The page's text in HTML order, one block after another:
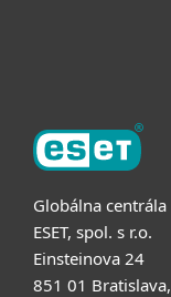
Globálna centrála
ESET, spol. s r.o.
Einsteinova 24
851 01 Bratislava,